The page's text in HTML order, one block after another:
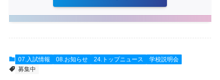
07.入試情報 08.お知らせ 24.トップニュース
学校説明会
募集中